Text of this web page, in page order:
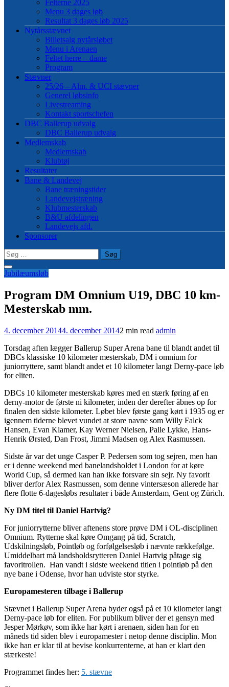
Felterne 2025
Menu 3 dages løb
Resultat 3 dages løb 2025
Nytårsstævnet
Billetsalg nytårsløbet
Menu i Arenaen
Feltet herre – dame
Program
Stævner
25/26 – Alm. & UCI stævner
Generel løbsinfo
Livestreaming
Kontakt sportschefen
DBC Ballerup udvalg
DBC Ballerup udvalg
Medlemskab
Medlemskab
Klubtøj
Resultater
Bane & Landevej
Bane træningstider
Landevejstræning
Klubmesterskab
B&U afdelingen
Landevejs afd.
Sponsorer
Søg
efter:
Jubilæumsløb
Program DM Omnium U19, DBC 10 km-
Mesterskab mm.
4. december 20144. december 20142 min read admin
Torsdag aften lægger Ballerup Super Arena bane til blandt andet til
DBCs klassiske 10 kilometer mesterskab, DM i omnium for
juniorryttere, samt blandt andet et 10 kilometer langt Derny-pace løb
for eliten.
DBCs 10 kilometer mesterskab køres med en stærk føring af en
derny-motor de første ni kilometer, inden der derefter åbnes op for
finalen den sidste kilometer. Løbet blev første gang kørt i 1935 og er
igennem tiderne blevet vundet at store navne som Willy Falck
Hansen, Evan Klamer, Kay Werner Nielsen, Palle Lykke, Hans-
Henrik Ørsted, Dan Frost, Jimmi Madsen og Alex Rasmussen.
Sidste år var det unge Casper P. Pedersen som tog sejren, men han
er i denne weekend med banelandsholdet i London for at køre
World Cup, så dermed kan han ikke forsvare sin sejr. Ny favorit
bliver derfor Alex Rasmussen, som denne vintersæson allerede har
flere flotte 6-dagesløbs resultater i både Amsterdam, Gent og Zürich.
Ny DM titel til Daniel Hartvig?
For juniorrytterne bliver aftenens store prøve DM i OL-disciplinen
Omnium. Rytterne skal køre Omgang på tid, Scratch,
Udskilningsløb, Pointløb og forfølgelsesløb i nævnte rækkefølge.
Umiddelbart må landsholdsrytteren Daniel Hartvig påtage sig
favoritrollen. Han vandt i sidste weekend titlen i pointløb på den
nye bane i Odense, hvor han udviste stor styrke.
Europamesteren tilbage i Ballerup
Stævnet i Ballerup Super Arena byder også på et 10 kilometer langt
Derny-pace løb for eliten. For publikum bliver der et gensyn med
Jesper Mørkøv, som ikke har kørt i arenaen, siden han for en
måneds tid siden blev i europamester i netop denne disciplin. Mon
ikke han er klar til at bevise konkurrenterne, at han er klart den
stærkeste!
Programmet findes her: 5. stævne